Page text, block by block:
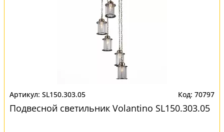
SL150.303.05 70797
Подвесной светильник Volantino SL150.303.05